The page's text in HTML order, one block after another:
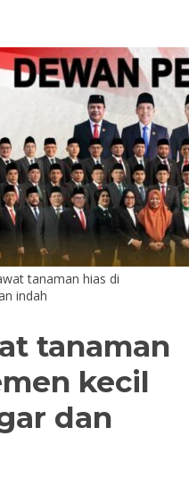
tanaman hias di
indah
tanaman
kecil
dan